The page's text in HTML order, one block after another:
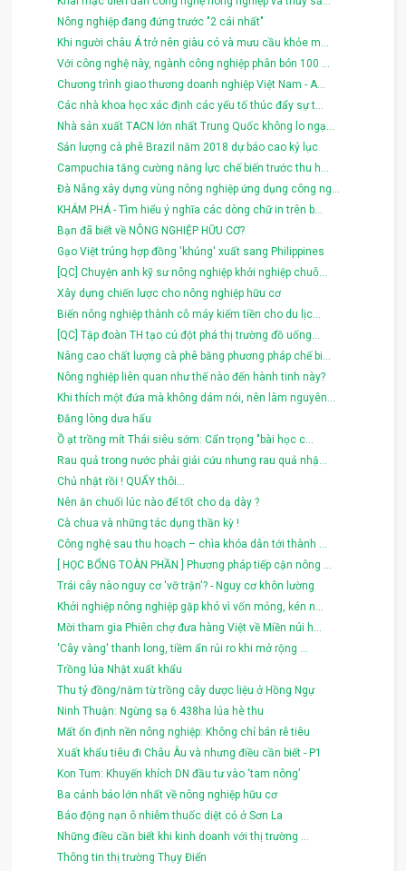
Nông nghiệp đang đứng trước "2 cái nhất"
Khi người châu Á trở nên giàu có và mưu cầu khỏe m...
Với công nghệ này, ngành công nghiệp phân bón 100 ...
Chương trình giao thương doanh nghiệp Việt Nam - A...
Các nhà khoa học xác định các yếu tố thúc đẩy sự t...
Nhà sản xuất TACN lớn nhất Trung Quốc không lo ngạ...
Sản lượng cà phê Brazil năm 2018 dự báo cao kỷ lục
Campuchia tăng cường năng lực chế biến trước thu h...
Đà Nẵng xây dựng vùng nông nghiệp ứng dụng công ng...
KHÁM PHÁ - Tìm hiểu ý nghĩa các dòng chữ in trên b...
Bạn đã biết về NÔNG NGHIỆP HỮU CƠ?
Gạo Việt trúng hợp đồng 'khủng' xuất sang Philippines
[QC] Chuyện anh kỹ sư nông nghiệp khởi nghiệp chuỗ...
Xây dựng chiến lược cho nông nghiệp hữu cơ
Biến nông nghiệp thành cỗ máy kiếm tiền cho du lịc...
[QC] Tập đoàn TH tạo cú đột phá thị trường đồ uống...
Nâng cao chất lượng cà phê bằng phương pháp chế bi...
Nông nghiệp liên quan như thế nào đến hành tinh này?
Khi thích một đứa mà không dám nói, nên làm nguyên...
Đắng lòng dưa hấu
Ồ ạt trồng mít Thái siêu sớm: Cẩn trọng "bài học c...
Rau quả trong nước phải giải cứu nhưng rau quả nhậ...
Chủ nhật rồi ! QUẨY thôi...
Nên ăn chuối lúc nào để tốt cho dạ dày ?
Cà chua và những tác dụng thần kỳ !
Công nghệ sau thu hoạch – chìa khóa dẫn tới thành ...
[ HỌC BỔNG TOÀN PHẦN ] Phương pháp tiếp cận nông ...
Trái cây nào nguy cơ 'vỡ trận'? - Nguy cơ khôn lường
Khởi nghiệp nông nghiệp gặp khó vì vốn mỏng, kén n...
Mời tham gia Phiên chợ đưa hàng Việt về Miền núi h...
'Cây vàng' thanh long, tiềm ẩn rủi ro khi mở rộng ...
Trồng lúa Nhật xuất khẩu
Thu tỷ đồng/năm từ trồng cây dược liệu ở Hồng Ngự
Ninh Thuận: Ngừng sạ 6.438ha lúa hè thu
Mất ổn định nền nông nghiệp: Không chỉ bán rễ tiêu
Xuất khẩu tiêu đi Châu Âu và nhưng điều cần biết - P1
Kon Tum: Khuyến khích DN đầu tư vào ‘tam nông’
Ba cảnh báo lớn nhất về nông nghiệp hữu cơ
Báo động nạn ô nhiễm thuốc diệt cỏ ở Sơn La
Những điều cần biết khi kinh doanh với thị trường ...
Thông tin thị trường Thụy Điển